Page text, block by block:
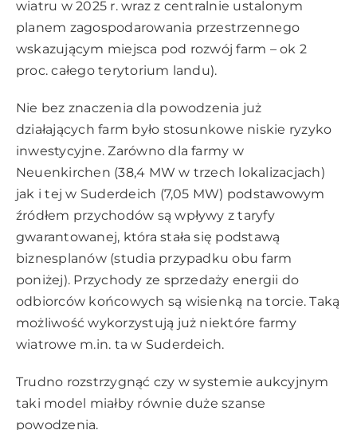
wiatru w 2025 r. wraz z centralnie ustalonym
planem zagospodarowania przestrzennego
wskazującym miejsca pod rozwój farm – ok 2
proc. całego terytorium landu).
Nie bez znaczenia dla powodzenia już
działających farm było stosunkowe niskie ryzyko
inwestycyjne. Zarówno dla farmy w
Neuenkirchen (38,4 MW w trzech lokalizacjach)
jak i tej w Suderdeich (7,05 MW) podstawowym
źródłem przychodów są wpływy z taryfy
gwarantowanej, która stała się podstawą
biznesplanów (studia przypadku obu farm
poniżej). Przychody ze sprzedaży energii do
odbiorców końcowych są wisienką na torcie. Taką
możliwość wykorzystują już niektóre farmy
wiatrowe m.in. ta w Suderdeich.
Trudno rozstrzygnąć czy w systemie aukcyjnym
taki model miałby równie duże szanse
powodzenia.